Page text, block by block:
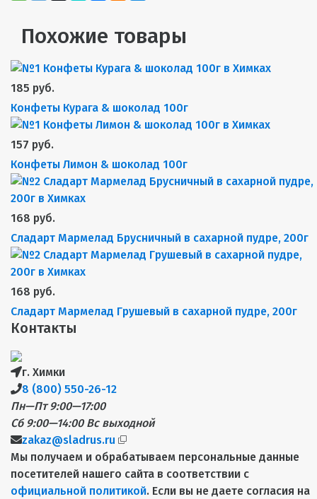
Похожие товары
185 руб.
Конфеты Курага & шоколад 100г
157 руб.
Конфеты Лимон & шоколад 100г
168 руб.
Сладарт Мармелад Брусничный в сахарной пудре, 200г
168 руб.
Сладарт Мармелад Грушевый в сахарной пудре, 200г
Контакты
г. Химки
8 (800) 550-26-12
Пн—Пт 9:00—17:00
Сб 9:00—14:00 Вс выходной
zakaz@sladrus.ru
Мы получаем и обрабатываем персональные данные
посетителей нашего сайта в соответствии с
официальной политикой. Если вы не даете согласия на